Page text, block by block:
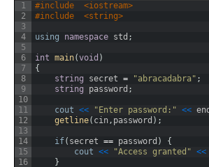
1
2
3
4
5
6
7
8
9
10
11
12
13
14
15
16
#include  <iostream>
#include  <string>
using namespace std ;
int main(void )
{
string
secret = "abracadabra" ;
string
password ;
cout << "Enter password:" <<
getline( cin, password ) ;
if( secret == password )
{
cout << "Access granted" <<
}